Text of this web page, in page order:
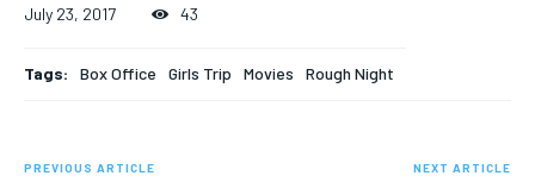
July 23, 2017 43
Tags: Box Office Girls Trip Movies Rough Night
PREVIOUS ARTICLE NEXT ARTICLE